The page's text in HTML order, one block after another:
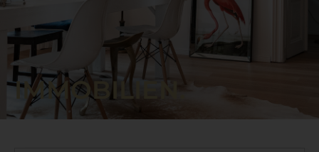
IMMOBILIEN.